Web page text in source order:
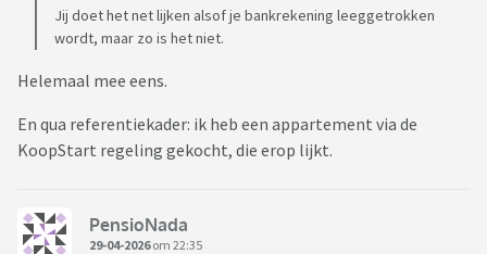
Jij doet het net lijken alsof je bankrekening leeggetrokken
wordt, maar zo is het niet.
Helemaal mee eens.
En qua referentiekader: ik heb een appartement via de
KoopStart regeling gekocht, die erop lijkt.
PensioNada
29-04-2026om 22:35